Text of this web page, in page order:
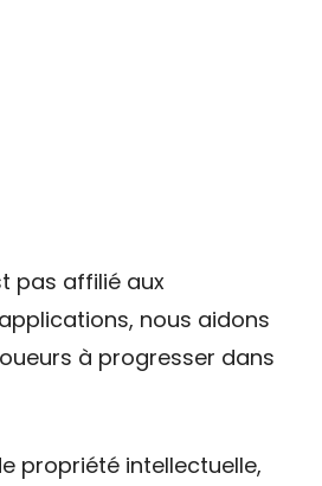
pas affilié aux
nous aidons
à progresser dans
propriété intellectuelle,